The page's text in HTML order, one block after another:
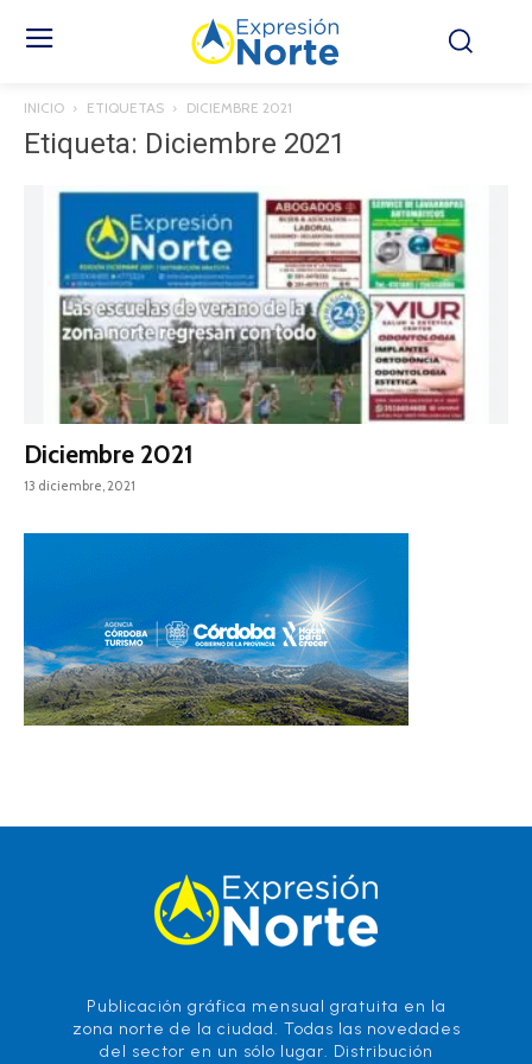
INICIO ETIQUETAS DICIEMBRE 2021
Etiqueta: Diciembre 2021
Diciembre 2021
13 diciembre, 2021
Publicación gráfica mensual gratuita en la
zona norte de la ciudad. Todas las novedades
del sector en un sólo lugar. Distribución